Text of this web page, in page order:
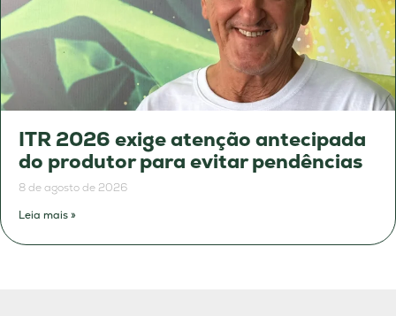
ITR 2026 exige atenção antecipada
do produtor para evitar pendências
8 de agosto de 2026
Leia mais »